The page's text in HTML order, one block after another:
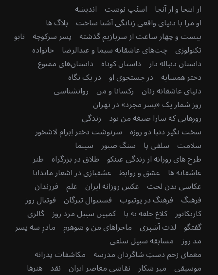
از اینجا و از آنجا اسنَپ نوشت اندیشه
او مرا با دنیای واقعی زنانگی آشنا ساخت بلاگ ها
بیست و چهار ساعت از سربازیم گذشته پسر سرکوچه تابو
تکنولوژی چت‌های عاشقانه سیما و عبدالرضا خانواده
داستان دنباله دار داستان کوتاه داستان‌های ممنوع
دختر همسایه در جستجوی او در یک نگاه
دنیای عاشقانه زنان رکسانا و من روانشناسی
روز شمار یک «پسر مجرد» در تهران
روزهایی که سارا صیغه من بود زندگی
سخت نگیر دنیا دو روزه سرنوشت دختر اِبرام لاشخور
سلامت سلفی پا سنگ صبور سینما
طرح های روزانه از زندگی عینکو طلاق در بزرگراه طنز
عاشقانه ها عشق و روابط عشقبازی در اشعار ماندانا
عکاسی بدن لخت عکس روزانه ایران علم فرزندان
فرهنگ فرهنگ در یوتیوب فستیوال تیرگان فوتبال روز
کاریکاتور کلاغ حلقه به پا کمپین سبیل مرد روز گالری
گفتگو لذت آشپزی ماجراهای من و شوهرم مادرِ سه پسر
مد روز مسابقه سبیل سلفی
معمای زخم دستِ شاگردان مدرسه مکاشفات پدرانه
موسیقی میر شکار نقاشی معاصر ایران نقد هنرها